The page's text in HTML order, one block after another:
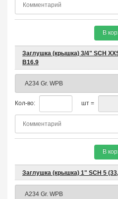
В
Заглушка (крышка) 3/4" SCH
B16.9
Кол-во: шт =
В
Заглушка (крышка) 1" SCH 5